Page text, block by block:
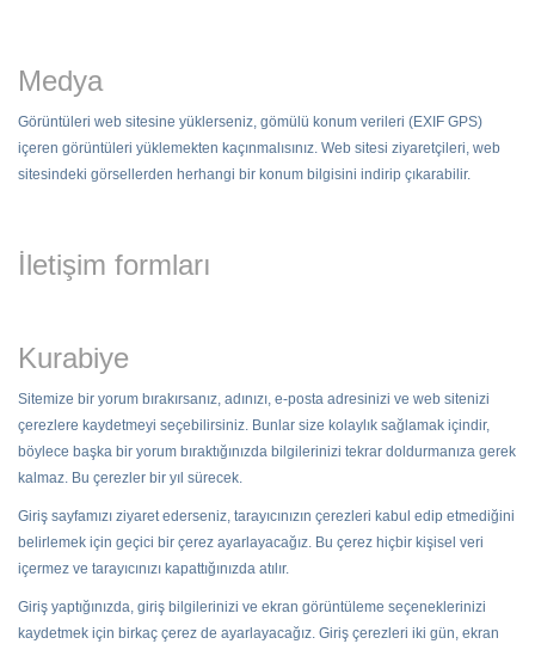
Medya
Görüntüleri web sitesine yüklerseniz, gömülü konum verileri (EXIF GPS)
içeren görüntüleri yüklemekten kaçınmalısınız. Web sitesi ziyaretçileri, web
sitesindeki görsellerden herhangi bir konum bilgisini indirip çıkarabilir.
İletişim formları
Kurabiye
Sitemize bir yorum bırakırsanız, adınızı, e-posta adresinizi ve web sitenizi
çerezlere kaydetmeyi seçebilirsiniz. Bunlar size kolaylık sağlamak içindir,
böylece başka bir yorum bıraktığınızda bilgilerinizi tekrar doldurmanıza gerek
kalmaz. Bu çerezler bir yıl sürecek.
Giriş sayfamızı ziyaret ederseniz, tarayıcınızın çerezleri kabul edip etmediğini
belirlemek için geçici bir çerez ayarlayacağız. Bu çerez hiçbir kişisel veri
içermez ve tarayıcınızı kapattığınızda atılır.
Giriş yaptığınızda, giriş bilgilerinizi ve ekran görüntüleme seçeneklerinizi
kaydetmek için birkaç çerez de ayarlayacağız. Giriş çerezleri iki gün, ekran